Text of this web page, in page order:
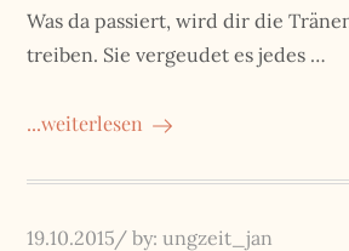
Was da passiert, wird dir die
treiben. Sie vergeudet es jedes …
...weiterlesen
Posted
19.10.2015 by:ungzeit_jan